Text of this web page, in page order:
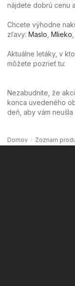
nájdete dobrú cenu
Chcete výhodne
zľavy: Maslo Mlieko
Aktuálne letáky, v
môžete pozrieť tu:
Nezabudnite, že
konca uvedeného
deň, aby vám
Domov Zoznam